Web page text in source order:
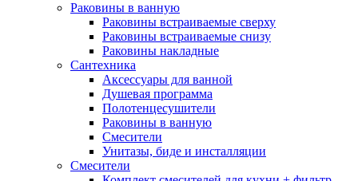
Раковины в ванную
Раковины встраиваемые сверху
Раковины встраиваемые снизу
Раковины накладные
Сантехника
Аксессуары для ванной
Душевая программа
Полотенцесушители
Раковины в ванную
Смесители
Унитазы, биде и инсталляции
Смесители